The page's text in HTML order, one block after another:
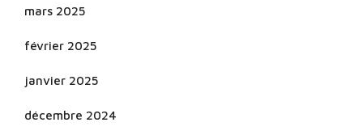
mars 2025
février 2025
janvier 2025
décembre 2024